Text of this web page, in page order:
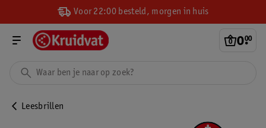
Voor 22:00 besteld, morgen in huis
0.
00
Leesbrillen